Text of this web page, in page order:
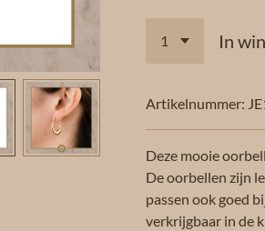
In
Artikelnummer:
Deze mooie
De oorbellen zijn
passen ook goed
verkrijgbaar in de